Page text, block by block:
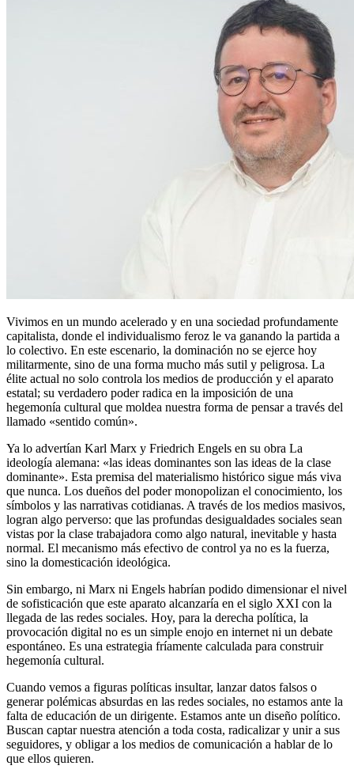
Vivimos en un mundo acelerado y en una sociedad profundamente
capitalista, donde el individualismo feroz le va ganando la partida a
lo colectivo. En este escenario, la dominación no se ejerce hoy
militarmente, sino de una forma mucho más sutil y peligrosa. La
élite actual no solo controla los medios de producción y el aparato
estatal; su verdadero poder radica en la imposición de una
hegemonía cultural que moldea nuestra forma de pensar a través del
llamado «sentido común».
Ya lo advertían Karl Marx y Friedrich Engels en su obra La
ideología alemana: «las ideas dominantes son las ideas de la clase
dominante». Esta premisa del materialismo histórico sigue más viva
que nunca. Los dueños del poder monopolizan el conocimiento, los
símbolos y las narrativas cotidianas. A través de los medios masivos,
logran algo perverso: que las profundas desigualdades sociales sean
vistas por la clase trabajadora como algo natural, inevitable y hasta
normal. El mecanismo más efectivo de control ya no es la fuerza,
sino la domesticación ideológica.
Sin embargo, ni Marx ni Engels habrían podido dimensionar el nivel
de sofisticación que este aparato alcanzaría en el siglo XXI con la
llegada de las redes sociales. Hoy, para la derecha política, la
provocación digital no es un simple enojo en internet ni un debate
espontáneo. Es una estrategia fríamente calculada para construir
hegemonía cultural.
Cuando vemos a figuras políticas insultar, lanzar datos falsos o
generar polémicas absurdas en las redes sociales, no estamos ante la
falta de educación de un dirigente. Estamos ante un diseño político.
Buscan captar nuestra atención a toda costa, radicalizar y unir a sus
seguidores, y obligar a los medios de comunicación a hablar de lo
que ellos quieren.